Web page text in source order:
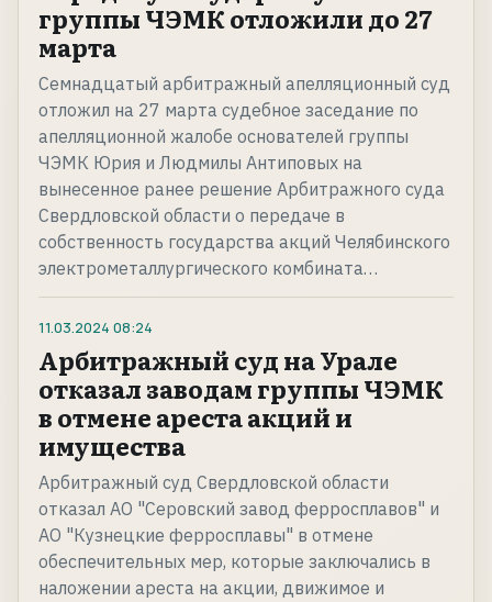
группы ЧЭМК отложили до 27
марта
Семнадцатый арбитражный апелляционный суд
отложил на 27 марта судебное заседание по
апелляционной жалобе основателей группы
ЧЭМК Юрия и Людмилы Антиповых на
вынесенное ранее решение Арбитражного суда
Свердловской области о передаче в
собственность государства акций Челябинского
электрометаллургического комбината…
11.03.2024 08:24
Арбитражный суд на Урале
отказал заводам группы ЧЭМК
в отмене ареста акций и
имущества
Арбитражный суд Свердловской области
отказал АО "Серовский завод ферросплавов" и
АО "Кузнецкие ферросплавы" в отмене
обеспечительных мер, которые заключались в
наложении ареста на акции, движимое и